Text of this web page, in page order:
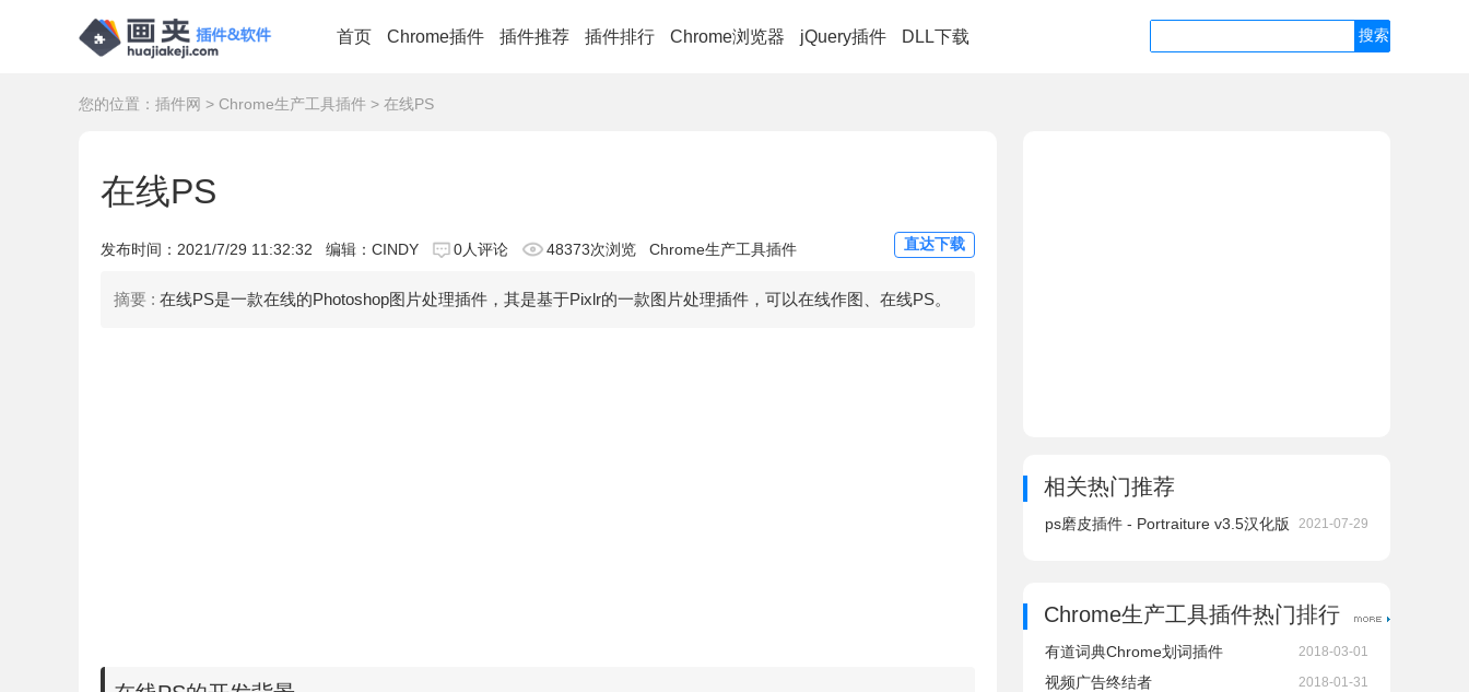
首页 Chrome插件 插件推荐 插件排行 Chrome浏览器 jQuery插件 DLL下载
您的位置： 插件网 > Chrome生产工具插件 > 在线PS
在线PS
发布时间： 2021/7/29 11:32:32 编辑：CINDY 0人评论 48373次浏览 Chrome生产工具插件 直达下载
摘要 : 在线PS是一款在线的Photoshop图片处理插件，其是基于Pixlr的一款图片处理插件，可以在线作图、在线PS。
相关热门推荐
ps磨皮插件 - Portraiture v3.5汉化版 2021-07-29
Chrome生产工具插件热门排行
有道词典Chrome划词插件 2018-03-01
视频广告终结者 2018-01-31